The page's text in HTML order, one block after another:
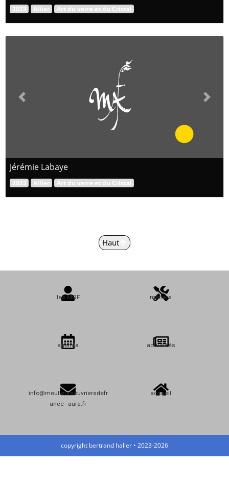
2023 Allier Art du verre et du Cristal
Previous Next
Jérémie Labaye
2023 Allier Art du verre et du Cristal
Haut
les MOF métiers
agenda actualités
info@meulleursouvriersdefr
ance–aura.fr
accueil
copyright bertrand haller • 2023-2026